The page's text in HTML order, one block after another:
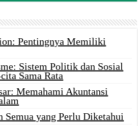
Pentingnya Memiliki
Sistem Politik dan Sosial
Sama Rata
Memahami Akuntansi
Semua yang Perlu Diketahui